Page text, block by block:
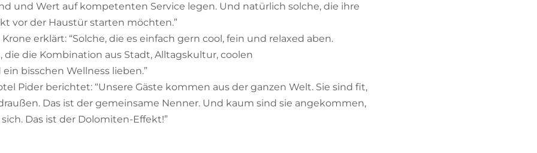
und Wert auf kompetenten Service legen. Und natürlich solche, die ihre
vor der Haustür starten möchten.”
erklärt: “Solche, die es einfach gern cool, fein und relaxed aben.
die die Kombination aus Stadt, Alltagskultur, coolen
bisschen Wellness lieben.”
Pider berichtet: “Unsere Gäste kommen aus der ganzen Welt. Sie sind fit,
Das ist der gemeinsame Nenner. Und kaum sind sie angekommen,
Das ist der Dolomiten-Effekt!”